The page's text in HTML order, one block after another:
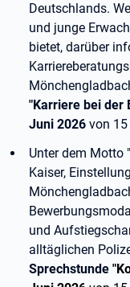
Deutschlands.
und junge
bietet, darüber
"Karriere bei der
Juni 2026 von
Unter dem Motto
Kaiser,
und
alltäglichen
Sprechstunde